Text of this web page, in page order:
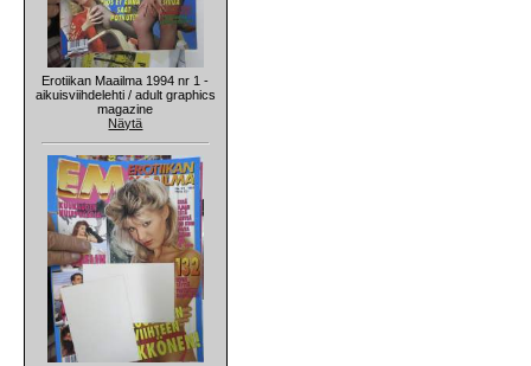
Erotiikan Maailma 1994 nr 1 -
aikuisviihdelehti / adult graphics
magazine
Näytä